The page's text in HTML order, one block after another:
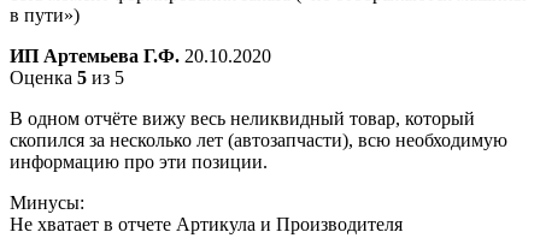
в пути»)
ИП Артемьева Г.Ф. 20.10.2020
Оценка 5 из 5
В одном отчёте вижу весь неликвидный товар, который
скопился за несколько лет (автозапчасти), всю необходимую
информацию про эти позиции.
Минусы:
Не хватает в отчете Артикула и Производителя